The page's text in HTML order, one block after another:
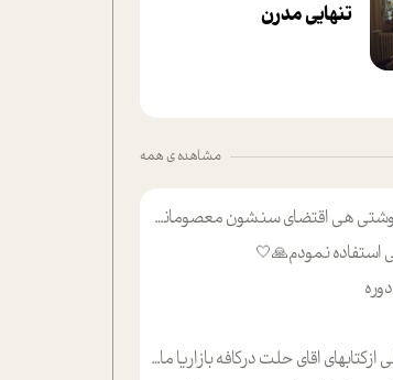
تنهایی مدرن
مشاهده ی همه
معصومانه این اون خلی؟نکنه تا چهل سالگی پوشکت میکردن و شیر میخوردی که به اینا میگی کودک
نمودم🙏🤍
دوره
بود ولی هرکدام خلاصه شده ش تومجله از طریق سایت هم خوبه اینکه درزیر اخرصفحه گذاشته شده خب ادم خبره میره نصب میکنه میخونه ولی هرکسی گوشیش ظرفیتش نداره باتشکر